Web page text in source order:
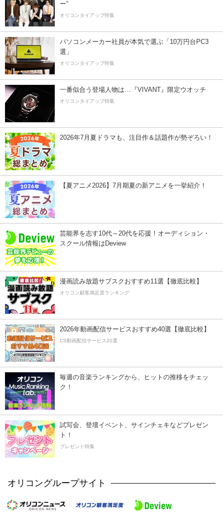
ー”
オリコンタイアップ特集
パソコンメーカー社員が本気で選ぶ「10万円台PC3
選」
オリコンタイアップ特集
一番似合う登場人物は…『VIVANT』限定ウオッチ
オリコンタイアップ特集
2026年7月夏ドラマも、注目作＆話題作が勢ぞろい！
【夏アニメ2026】7月期夏の新アニメを一挙紹介！
芸能界を志す10代～20代を応援！オーディション・
スクール情報はDeview
漫画読み放題サブスクおすすめ11選【徹底比較】
オリコン顧客満足度ランキング
2026年動画配信サービスおすすめ40選【徹底比較】
CS動画配信サービス20選
毎週の音楽ランキングから、ヒットの推移をチェッ
ク！
試写会、登壇イベント、サインチェキなどプレゼン
ト！
プレゼント特集
オリコングループサイト